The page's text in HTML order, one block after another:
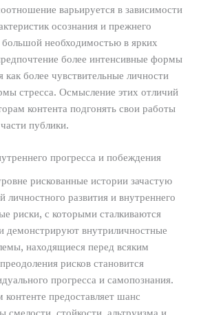
варьируется в зависимости
осознания и прежнего
необходимостью в ярких
более интенсивные формы
более чувствительные личности
стресса. Осмысление этих отличий
контента подгонять свои работы
публики.
прогресса и побеждения
рискованные истории зачастую
развития и внутреннего
риски, с которыми сталкиваются
демонстрируют внутриличностные
находящиеся перед всяким
рисков становится
прогресса и самопознания.
предоставляет шанс